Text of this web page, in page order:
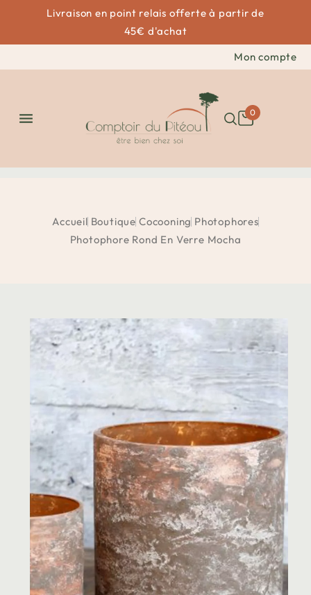
Livraison en point relais offerte à partir de
45€ d'achat
Mon compte
 0
Accueil Boutique Cocooning Photophores
Photophore Rond En Verre Mocha